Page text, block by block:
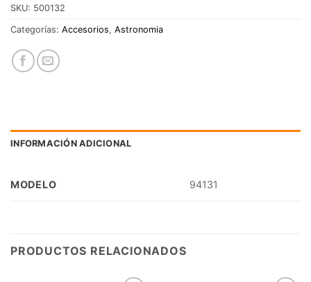
SKU: 500132
Categorías: Accesorios, Astronomia
INFORMACIÓN ADICIONAL
MODELO 94131
PRODUCTOS RELACIONADOS